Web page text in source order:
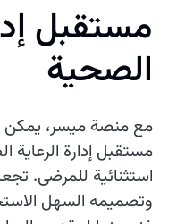
مستقبل
الصحية
مع منصة ميسر، يمكن
مستقبل إدارة الرعاية
استثنائية للمرضى.
وتصميمه السهل